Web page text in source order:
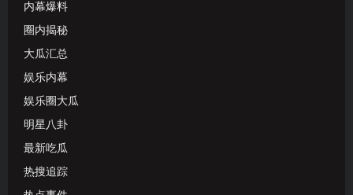
内幕爆料
圈内揭秘
大瓜汇总
娱乐内幕
娱乐圈大瓜
明星八卦
最新吃瓜
热搜追踪